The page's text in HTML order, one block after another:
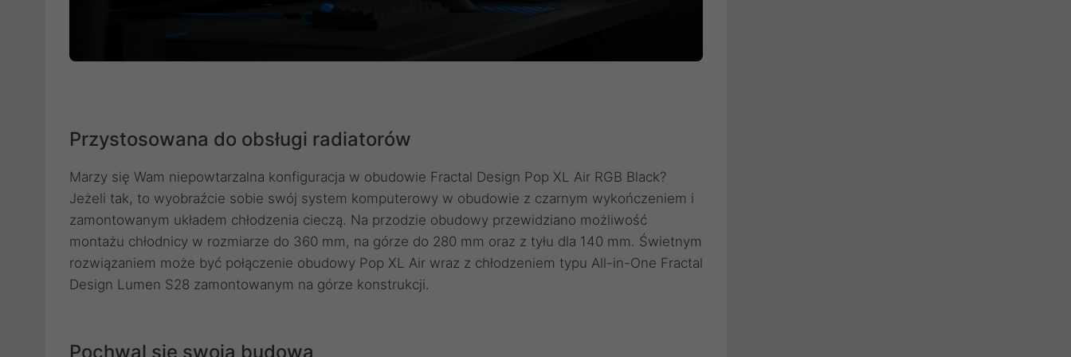
Przystosowana do obsługi radiatorów
Marzy się Wam niepowtarzalna konfiguracja w obudowie Fractal Design Pop XL Air RGB Black?
Jeżeli tak, to wyobraźcie sobie swój system komputerowy w obudowie z czarnym wykończeniem i
zamontowanym układem chłodzenia cieczą. Na przodzie obudowy przewidziano możliwość
montażu chłodnicy w rozmiarze do 360 mm, na górze do 280 mm oraz z tyłu dla 140 mm. Świetnym
rozwiązaniem może być połączenie obudowy Pop XL Air wraz z chłodzeniem typu All-in-One Fractal
Design Lumen S28 zamontowanym na górze konstrukcji.
Pochwal się swoją budową